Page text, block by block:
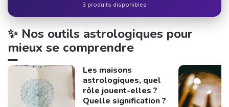
3 produits disponibles
✨ Nos outils astrologiques pour
mieux se comprendre
Les maisons
astrologiques, quel
rôle jouent-elles ?
Quelle signification ?